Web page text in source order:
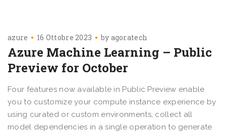
azure 16 Ottobre 2023 by agoratech
Azure Machine Learning – Public
Preview for October
Four features now available in Public Preview enable
you to customize your compute instance experience by
using curated or custom environments, collect all
model dependencies in a single operation to generate